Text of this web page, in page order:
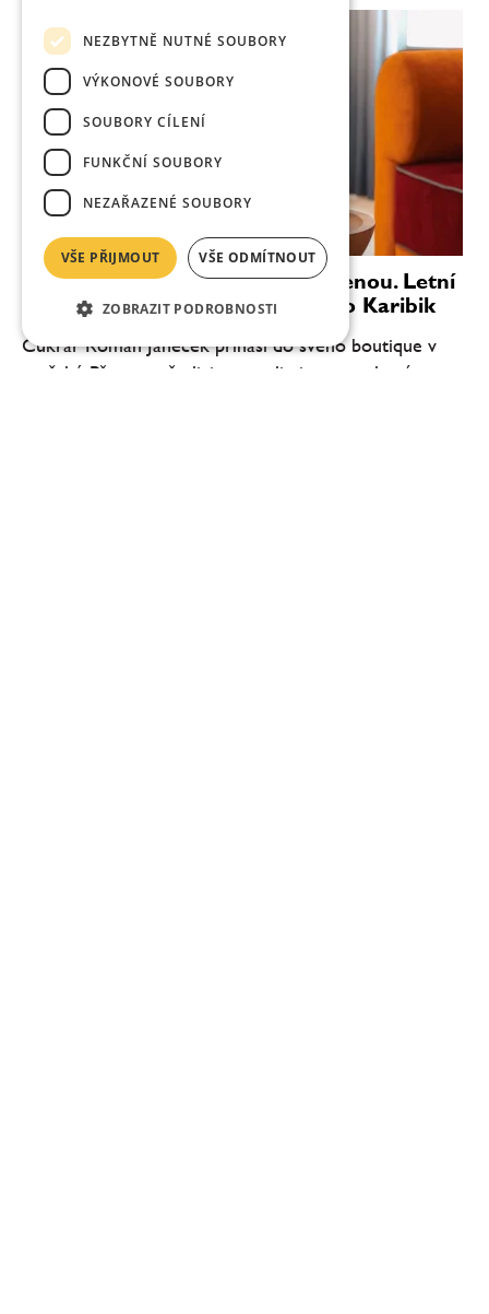
Věnečky Janeček zvou na dovolenou. Letní
novinka Piña Colada chutná jako Karibik
Cukrář Roman Janeček přináší do svého boutique v
pražské Pštrossově ulici novou limitovanou letní
NEZBYTNĚ NUTNÉ SOUBORY
VÝKONOVÉ SOUBORY
SOUBORY CÍLENÍ
FUNKČNÍ SOUBORY
NEZAŘAZENÉ SOUBORY
VŠE PŘIJMOUT VŠE ODMÍTNOUT
ZOBRAZIT PODROBNOSTI